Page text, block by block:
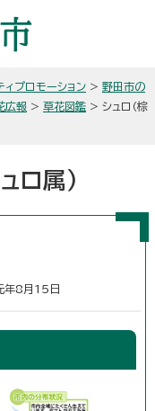
ィプロモーション > 野田市の
広報 > 草花図鑑 > シュロ（棕
ロ属）
8月15日